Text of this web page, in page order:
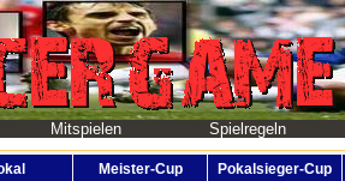
Mitspielen Spielregeln
Meister-Cup Pokalsieger-Cup